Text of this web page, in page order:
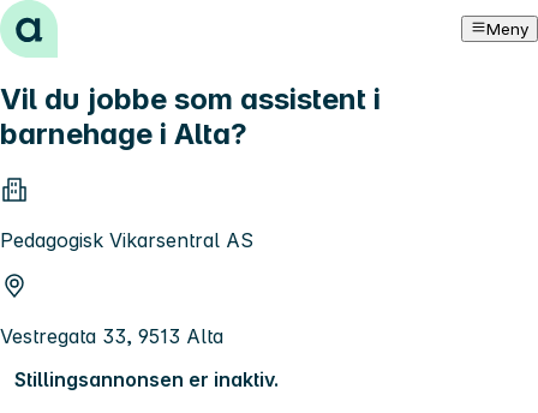
Hopp til innhold Meny
Vil du jobbe som assistent i
barnehage i Alta?
Pedagogisk Vikarsentral AS
Vestregata 33, 9513 Alta
Stillingsannonsen er inaktiv.